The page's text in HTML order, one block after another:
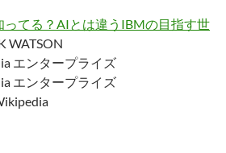
ってる？AIとは違うIBMの目指す世
WATSON
エンタープライズ
エンタープライズ